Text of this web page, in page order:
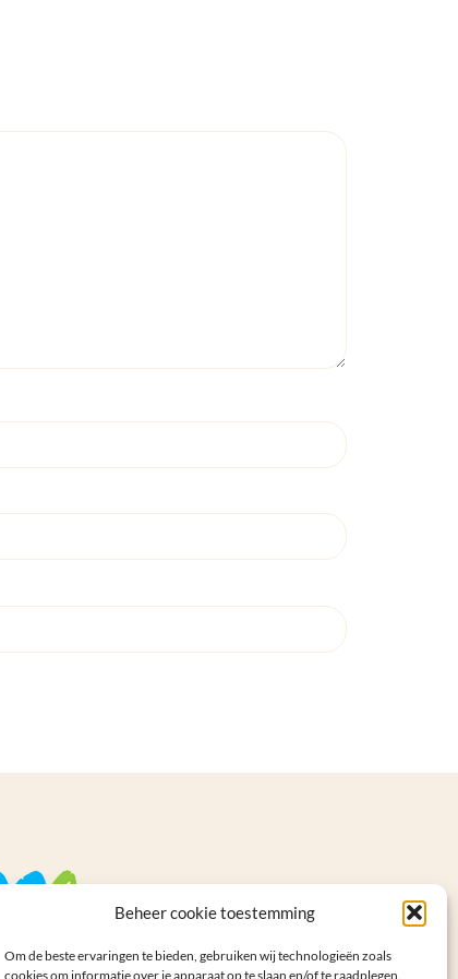
Beheer cookie toestemming
Om de beste ervaringen te bieden, gebruiken wij technologieën zoals
cookies om informatie over je apparaat op te slaan en/of te raadplegen.